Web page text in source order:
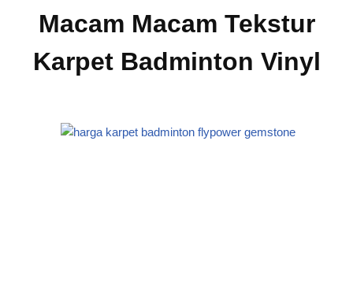
Macam Macam Tekstur
Karpet Badminton Vinyl